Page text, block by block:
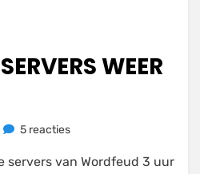
WEER
5 reactiesop
Servers
servers van Wordfeud 3 uur